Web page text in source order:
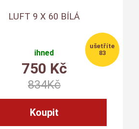
LUFT 9 X 60 BÍLÁ
ihned
750 Kč
83
834Kč